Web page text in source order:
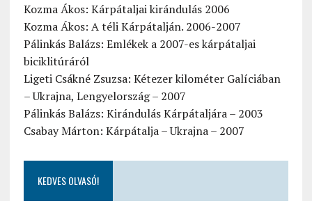
Kozma Ákos: Kárpátaljai kirándulás 2006
Kozma Ákos: A téli Kárpátalján. 2006-2007
Pálinkás Balázs: Emlékek a 2007-es kárpátaljai
biciklitúráról
Ligeti Csákné Zsuzsa: Kétezer kilométer Galíciában
– Ukrajna, Lengyelország – 2007
Pálinkás Balázs: Kirándulás Kárpátaljára – 2003
Csabay Márton: Kárpátalja – Ukrajna – 2007
KEDVES OLVASÓ!